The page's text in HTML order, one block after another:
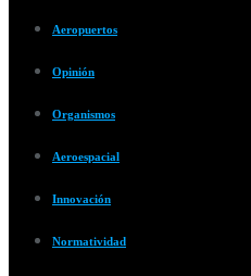
Aeropuertos
Opinión
Organismos
Aeroespacial
Innovación
Normatividad